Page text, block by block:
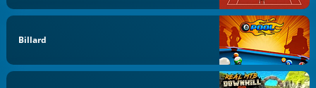
Billard